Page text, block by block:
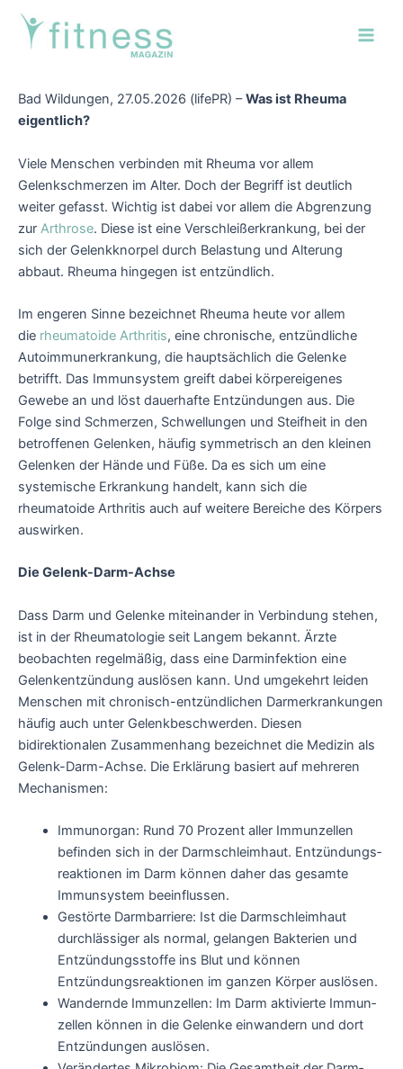
Zum
Inhalt
springen
Bad Wildungen, 27.05.2026 (lifePR) –Was ist Rheuma
eigentlich?
Viele Menschen verbinden mit Rheuma vor allem
Gelenkschmerzen im Alter. Doch der Begriff ist deutlich
weiter gefasst. Wichtig ist dabei vor allem die Ab­grenzung
zur Arthrose. Diese ist eine Verschleiß­erkrankung, bei der
sich der Gelenk­knorpel durch Belastung und Alterung
abbaut. Rheuma hingegen ist entzündlich.
Im engeren Sinne bezeichnet Rheuma heute vor allem
die rheumatoide Arthritis, eine chronische, entzündliche
Auto­immun­erkrankung, die haupt­sächlich die Gelenke
betrifft. Das Immun­system greift dabei körper­eigenes
Gewebe an und löst dauer­hafte Ent­zündungen aus. Die
Folge sind Schmerzen, Schwellungen und Steifheit in den
betroffenen Gelenken, häufig symmetrisch an den kleinen
Gelenken der Hände und Füße. Da es sich um eine
systemische Erkrankung handelt, kann sich die
rheumatoide Arthritis auch auf weitere Bereiche des Körpers
auswirken.
Die Gelenk-Darm-Achse
Dass Darm und Gelenke miteinander in Verbindung stehen,
ist in der Rheuma­tologie seit Langem bekannt. Ärzte
beobachten regelmäßig, dass eine Darm­infektion eine
Gelenk­entzündung auslösen kann. Und umgekehrt leiden
Menschen mit chronisch-entzündlichen Darm­erkrankungen
häufig auch unter Gelenk­beschwerden. Diesen
bidirektionalen Zusammen­hang bezeichnet die Medizin als
Gelenk-Darm-Achse. Die Erklärung basiert auf mehreren
Mechanismen:
Immunorgan: Rund 70 Prozent aller Immun­zellen
befinden sich in der Darm­schleim­haut. Entzündungs­
reaktionen im Darm können daher das gesamte
Immun­system beeinflussen.
Gestörte Darmbarriere: Ist die Darm­schleimhaut
durchlässiger als normal, gelangen Bakterien und
Entzündungs­stoffe ins Blut und können
Entzündungs­reaktionen im ganzen Körper auslösen.
Wandernde Immunzellen: Im Darm aktivierte Immun­
zellen können in die Gelenke einwandern und dort
Entzündungen auslösen.
Post
navigation